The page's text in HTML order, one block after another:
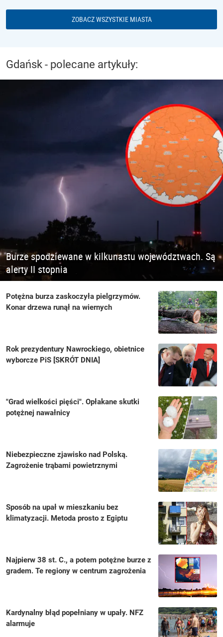
ZOBACZ WSZYSTKIE MIASTA
Gdańsk - polecane artykuły:
Burze spodziewane w kilkunastu województwach. Są
alerty II stopnia
Potężna burza zaskoczyła pielgrzymów.
Konar drzewa runął na wiernych
Rok prezydentury Nawrockiego, obietnice
wyborcze PiS [SKRÓT DNIA]
"Grad wielkości pięści". Opłakane skutki
potężnej nawałnicy
Niebezpieczne zjawisko nad Polską.
Zagrożenie trąbami powietrznymi
Sposób na upał w mieszkaniu bez
klimatyzacji. Metoda prosto z Egiptu
Najpierw 38 st. C., a potem potężne burze z
gradem. Te regiony w centrum zagrożenia
Kardynalny błąd popełniany w upały. NFZ
alarmuje